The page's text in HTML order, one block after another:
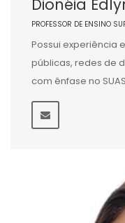
Dionéia
PROFESSOR DE ENSINO
Possui experiência
públicas, redes de
com ênfase no